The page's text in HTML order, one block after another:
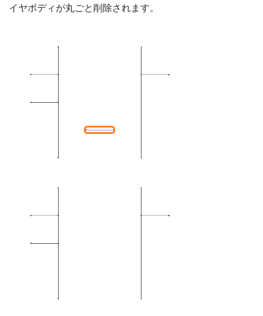
イヤボディが丸ごと削除されます。